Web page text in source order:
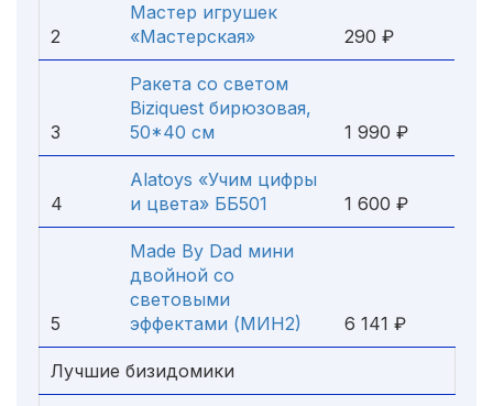
2
Мастер игрушек
«Мастерская»
290 ₽
3
Ракета со светом
Biziquest бирюзовая,
50*40 см
1 990 ₽
4
Alatoys «Учим цифры
и цвета» ББ501
1 600 ₽
5
Made By Dad мини
двойной со
световыми
эффектами (МИН2)
6 141 ₽
Лучшие бизидомики